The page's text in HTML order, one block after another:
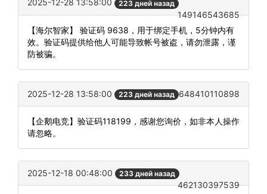
2025-12-28 13:58:00 223 дней назад
149146543685
【海尔智家】 验证码 9638，用于绑定手机，5分钟内有
效。验证码提供给他人可能导致帐号被盗，请勿泄露，谨
防被骗。
2025-12-28 13:58:00 223 дней назад 648410110898
【企鹅电竞】验证码118199，感谢您询价，如非本人操作
请忽略。
2025-12-18 00:48:00 233 дней назад
462130397539